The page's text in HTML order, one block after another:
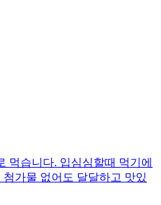
먹습니다. 입심심할때 먹기에
가물 없어도 달달하고 맛있